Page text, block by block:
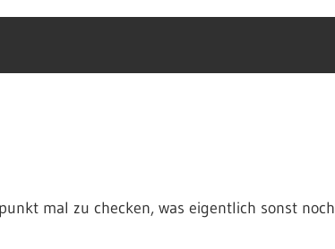
mal zu checken, was eigentlich sonst noch